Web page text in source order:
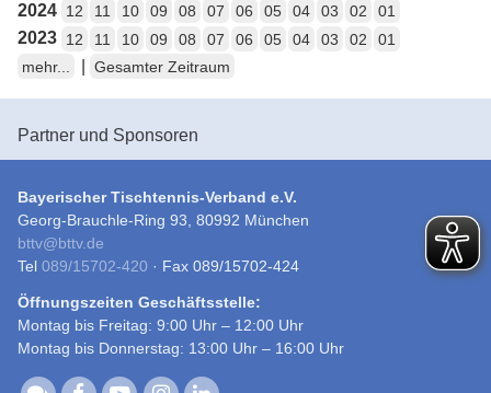
2024 12 11 10 09 08 07 06 05 04 03 02 01
2023 12 11 10 09 08 07 06 05 04 03 02
01
mehr...
Gesamter Zeitraum
Partner und Sponsoren
Bayerischer Tischtennis-Verband e.V.
Georg-Brauchle-Ring 93, 80992 München
bttv@bttv.de
Tel 089/15702-420 · Fax 089/15702-424
Öffnungszeiten Geschäftsstelle:
Montag bis Freitag: 9:00 Uhr – 12:00 Uhr
Montag bis Donnerstag: 13:00 Uhr – 16:00 Uhr